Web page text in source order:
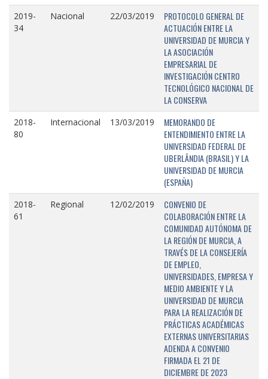
2019-
34
Nacional 22/03/2019
PROTOCOLO GENERAL DE
ACTUACIÓN ENTRE LA
UNIVERSIDAD DE MURCIA Y
LA ASOCIACIÓN
EMPRESARIAL DE
INVESTIGACIÓN CENTRO
TECNOLÓGICO NACIONAL DE
LA CONSERVA
2018-
80
Internacional 13/03/2019
MEMORANDO DE
ENTENDIMIENTO ENTRE LA
UNIVERSIDAD FEDERAL DE
UBERLÂNDIA (BRASIL) Y LA
UNIVERSIDAD DE MURCIA
(ESPAÑA)
2018-
61
Regional 12/02/2019
CONVENIO DE
COLABORACIÓN ENTRE LA
COMUNIDAD AUTÓNOMA DE
LA REGIÓN DE MURCIA, A
TRAVÉS DE LA CONSEJERÍA
DE EMPLEO,
UNIVERSIDADES, EMPRESA Y
MEDIO AMBIENTE Y LA
UNIVERSIDAD DE MURCIA
PARA LA REALIZACIÓN DE
PRÁCTICAS ACADÉMICAS
EXTERNAS UNIVERSITARIAS
ADENDA A CONVENIO
FIRMADA EL 21 DE
DICIEMBRE DE 2023